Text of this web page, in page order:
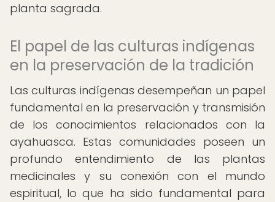
planta sagrada.
El papel de las culturas indígenas
en la preservación de la tradición
Las culturas indígenas desempeñan un papel
fundamental en la preservación y transmisión
de los conocimientos relacionados con la
ayahuasca. Estas comunidades poseen un
profundo entendimiento de las plantas
medicinales y su conexión con el mundo
espiritual, lo que ha sido fundamental para